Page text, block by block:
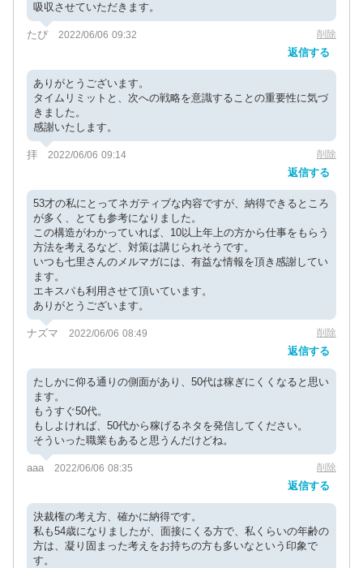
吸収させていただきます。
たぴ 2022/06/06 09:32 削除
返信する
ありがとうございます。
タイムリミットと、次への戦略を意識することの重要性に気づ
きました。
感謝いたします。
拝 2022/06/06 09:14 削除
返信する
53才の私にとってネガティブな内容ですが、納得できるところ
が多く、とても参考になりました。
この構造がわかっていれば、10以上年上の方から仕事をもらう
方法を考えるなど、対策は講じられそうです。
いつも七里さんのメルマガには、有益な情報を頂き感謝してい
ます。
エキスパも利用させて頂いています。
ありがとうございます。
ナズマ 2022/06/06 08:49 削除
返信する
たしかに仰る通りの側面があり、50代は稼ぎにくくなると思い
ます。
もうすぐ50代。
もしよければ、50代から稼げるネタを発信してください。
そういった職業もあると思うんだけどね。
aaa 2022/06/06 08:35 削除
返信する
決裁権の考え方、確かに納得です。
私も54歳になりましたが、面接にくる方で、私くらいの年齢の
方は、凝り固まった考えをお持ちの方も多いなという印象で
す。